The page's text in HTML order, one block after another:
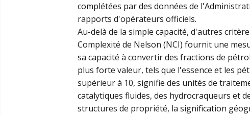
complétées par des données de
rapports d'opérateurs officiels.
Au-delà de la simple capacité, d'autres
Complexité de Nelson (NCI) fournit une
sa capacité à convertir des fractions de
plus forte valeur, tels que l'essence et les
supérieur à 10, signifie des unités de
catalytiques fluides, des hydrocraqueurs et
structures de propriété, la signification